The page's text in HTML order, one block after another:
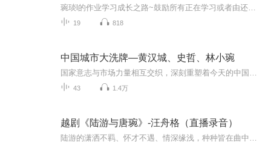
19 818
中国城市大洗牌—黄汉城、史哲、林小琬
43 1.4万
越剧《陆游与唐琬》-汪舟格（直播录音）